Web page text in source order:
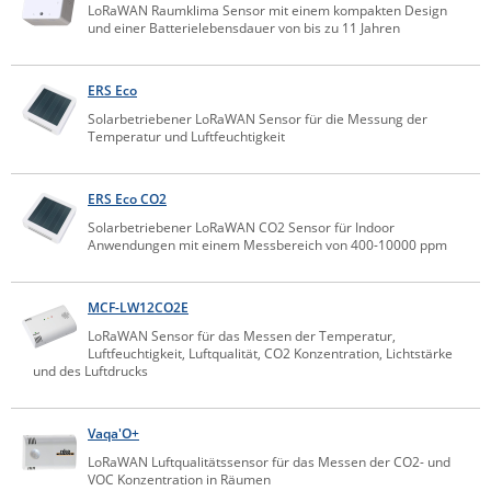
LigoWave
Moxa
Netio
PatchSee
Power Kingdom
Raritan
Riello UPS
Server Technology
Siretta
SIRIO Antenne
Sunbird
LoRaWAN Raumklima Sensor mit einem kompakten Design
und einer Batterielebensdauer von bis zu 11 Jahren
ERS Eco
Solarbetriebener LoRaWAN Sensor für die Messung der
Temperatur und Luftfeuchtigkeit
ERS Eco CO2
Solarbetriebener LoRaWAN CO2 Sensor für Indoor
Anwendungen mit einem Messbereich von 400-10000 ppm
MCF-LW12CO2E
LoRaWAN Sensor für das Messen der Temperatur,
Luftfeuchtigkeit, Luftqualität, CO2 Konzentration, Lichtstärke
und des Luftdrucks
Vaqa'O+
LoRaWAN Luftqualitätssensor für das Messen der CO2- und
VOC Konzentration in Räumen